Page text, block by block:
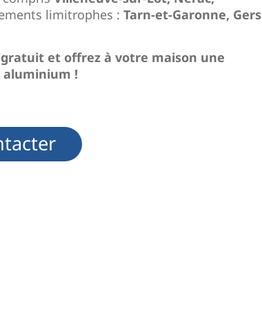
limitrophes : Tarn-et-Garonne, Gers
et offrez à votre maison une
aluminium !